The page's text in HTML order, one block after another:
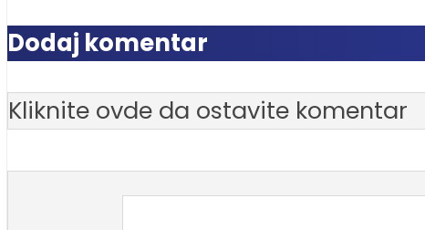
Dodaj komentar
Kliknite ovde da ostavite komentar